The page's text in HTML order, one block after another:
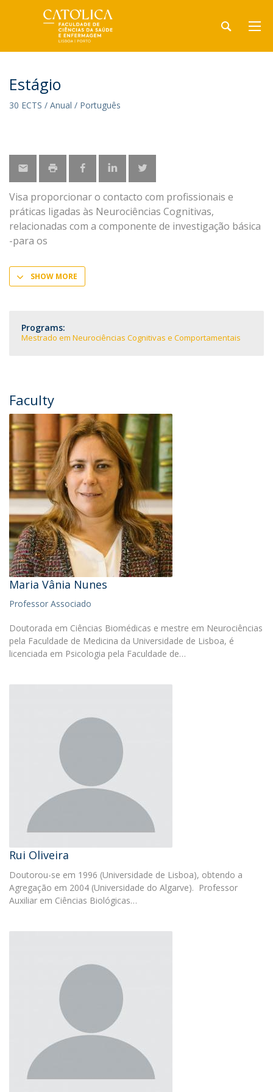
Estágio
30 ECTS / Anual / Português
Visa proporcionar o contacto com profissionais e
práticas ligadas às Neurociências Cognitivas,
relacionadas com a componente de investigação básica
-para os
SHOW MORE
Programs:
Mestrado em Neurociências Cognitivas e Comportamentais
Faculty
Maria Vânia Nunes
Professor Associado
Doutorada em Ciências Biomédicas e mestre em Neurociências
pela Faculdade de Medicina da Universidade de Lisboa, é
licenciada em Psicologia pela Faculdade de…
Rui Oliveira
Doutorou-se em 1996 (Universidade de Lisboa), obtendo a
Agregação em 2004 (Universidade do Algarve). Professor
Auxiliar em Ciências Biológicas…